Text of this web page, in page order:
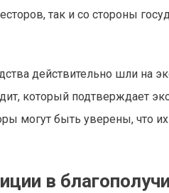
так и со стороны
действительно шли на
который подтверждает
могут быть уверены, что
в